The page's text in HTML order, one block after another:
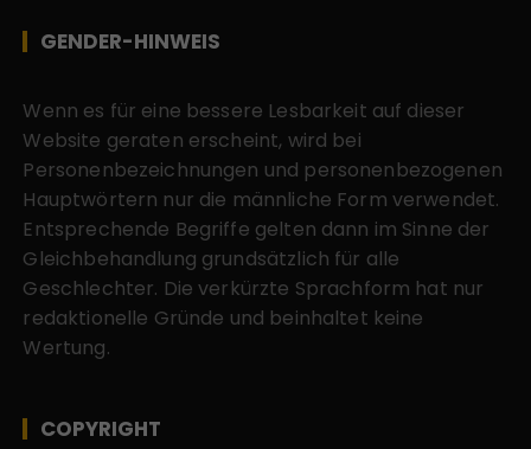
GENDER-HINWEIS
Wenn es für eine bessere Lesbarkeit auf dieser
Website geraten erscheint, wird bei
Personenbezeichnungen und personenbezogenen
Hauptwörtern nur die männliche Form verwendet.
Entsprechende Begriffe gelten dann im Sinne der
Gleichbehandlung grundsätzlich für alle
Geschlechter. Die verkürzte Sprachform hat nur
redaktionelle Gründe und beinhaltet keine
Wertung.
COPYRIGHT